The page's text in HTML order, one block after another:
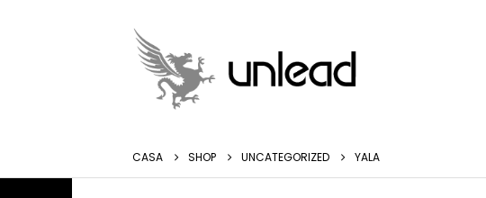
CASA SHOP UNCATEGORIZED YALA